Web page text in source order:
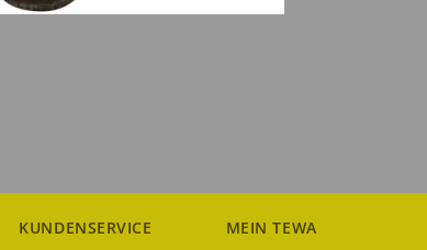
KUNDENSERVICE MEIN TEWA